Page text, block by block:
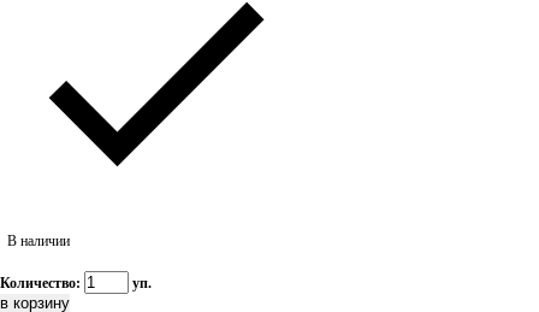
В наличии
Количество: уп.